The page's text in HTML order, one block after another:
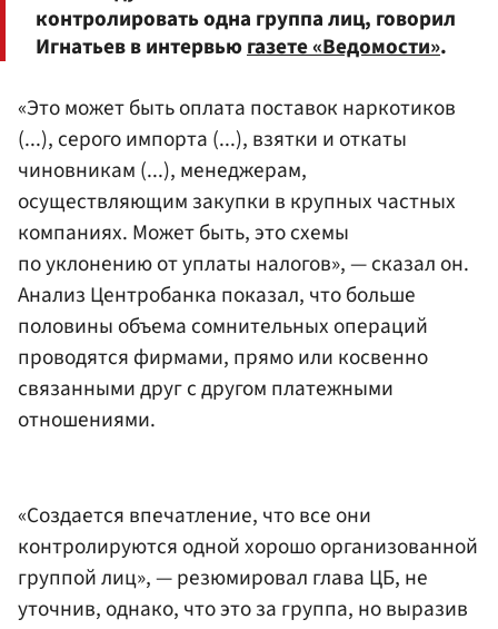
контролировать одна группа лиц, говорил
Игнатьев в интервьюгазете «Ведомости».
«Это может быть оплата поставок наркотиков
(...), серого импорта (...), взятки и откаты
чиновникам (...), менеджерам,
осуществляющим закупки в крупных частных
компаниях. Может быть, это схемы
по уклонению от уплаты налогов», — сказал он.
Анализ Центробанка показал, что больше
половины объема сомнительных операций
проводятся фирмами, прямо или косвенно
связанными друг с другом платежными
отношениями.
«Создается впечатление, что все они
контролируются одной хорошо организованной
группой лиц», — резюмировал глава ЦБ, не
уточнив, однако, что это за группа, но выразив